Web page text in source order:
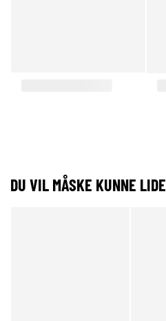
DU VIL MÅSKE KUNNE LIDE